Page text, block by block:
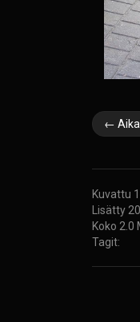
←
Kuvattu
Lisätty
Koko 2.0
Tagit: